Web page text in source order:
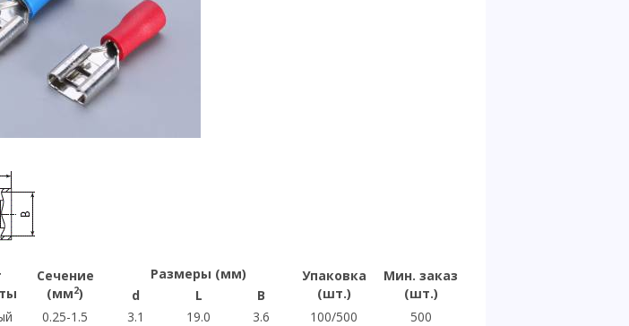
Сечение
(мм2)
Размеры (мм)
Упаковка
(шт.)
Мин. заказ
(шт.)
d L
B
0.25-1.5 3.1 19.0 3.6 100/500
500